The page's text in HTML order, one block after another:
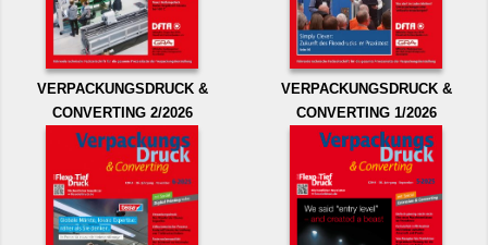
VERPACKUNGSDRUCK &
CONVERTING 2/2026
VERPACKUNGSDRUCK &
CONVERTING 1/2026